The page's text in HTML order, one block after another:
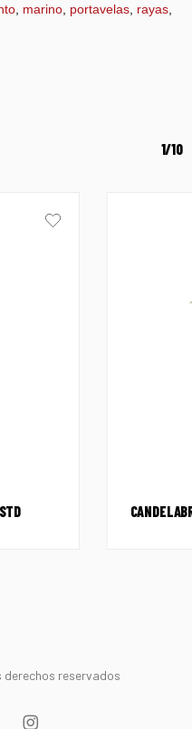
marino portavelas rayas
1/10
reservados
instagram